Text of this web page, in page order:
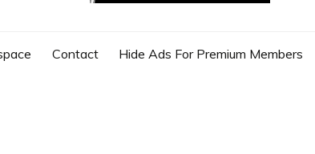
Contact Hide Ads For Premium Members